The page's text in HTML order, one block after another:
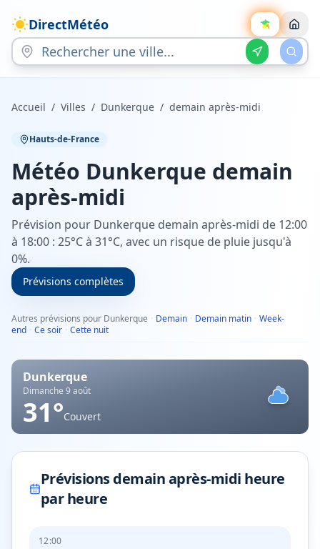
DirectMétéo
Accueil / Villes / Dunkerque / demain après-midi
Hauts-de-France
Météo Dunkerque demain
après-midi
Prévision pour Dunkerque demain après-midi de 12:00
à 18:00 : 25°C à 31°C, avec un risque de pluie jusqu'à
0%.
Prévisions complètes
Autres prévisions pour Dunkerque · Demain · Demain matin · Week-
end · Ce soir · Cette nuit
Dunkerque
Dimanche 9 août
31°Couvert
Prévisions demain après-midi heure
par heure
12:00